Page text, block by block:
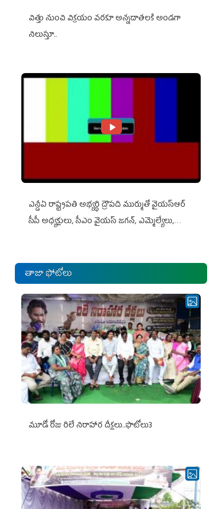
విత్తు నుంచి విక్రయం వరకూ అన్నదాతలకి అండగా
నిలుస్తూ..
ఎన్డీఏ రాష్ట్ర‌ప‌తి అభ్య‌ర్థి ద్రౌప‌ది ముర్ముతో వైయ‌స్ఆర్
సీపీ అధ్య‌క్షులు, సీఎం వైయ‌స్ జ‌గ‌న్, ఎమ్మెల్యేలు,
తాజా ఫోటోలు
మూడో రోజు రిలే నిరాహార దీక్షలు..ఫొటోలు3